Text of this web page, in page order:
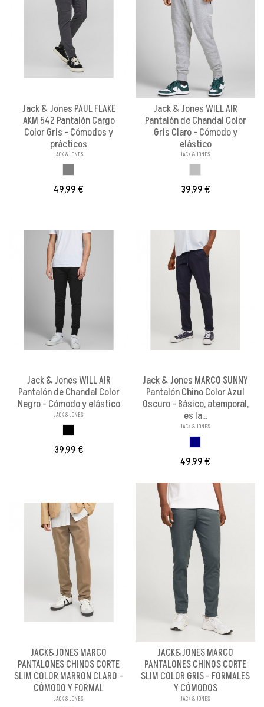
Jack & Jones PAUL FLAKE
AKM 542 Pantalón Cargo
Color Gris - Cómodos y
prácticos
JACK & JONES
49,99 €
Jack & Jones WILL AIR
Pantalón de Chandal Color
Gris Claro - Cómodo y
elástico
JACK & JONES
39,99 €
Jack & Jones WILL AIR
Pantalón de Chandal Color
Negro - Cómodo y elástico
JACK & JONES
39,99 €
Jack & Jones MARCO SUNNY
Pantalón Chino Color Azul
Oscuro - Básico, atemporal,
es la...
JACK & JONES
49,99 €
JACK&JONES MARCO
PANTALONES CHINOS CORTE
SLIM COLOR MARRON CLARO -
CÓMODO Y FORMAL
JACK & JONES
JACK&JONES MARCO
PANTALONES CHINOS CORTE
SLIM COLOR GRIS - FORMALES
Y CÓMODOS
JACK & JONES